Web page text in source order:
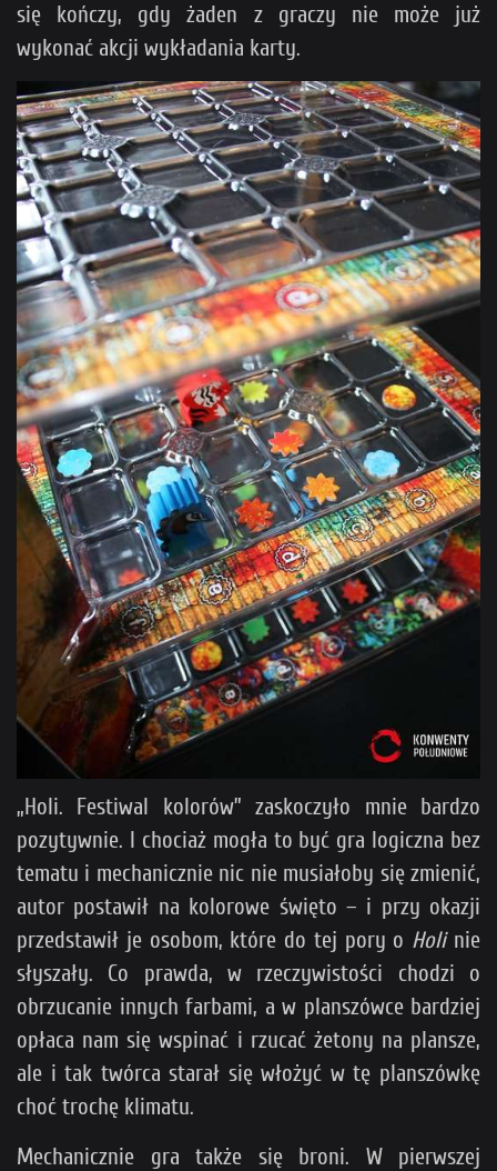
się kończy, gdy żaden z graczy nie może już
wykonać akcji wykładania karty.
„Holi. Festiwal kolorów” zaskoczyło mnie bardzo
pozytywnie. I chociaż mogła to być gra logiczna bez
tematu i mechanicznie nic nie musiałoby się zmienić,
autor postawił na kolorowe święto – i przy okazji
przedstawił je osobom, które do tej pory o Holinie
słyszały. Co prawda, w rzeczywistości chodzi o
obrzucanie innych farbami, a w planszówce bardziej
opłaca nam się wspinać i rzucać żetony na plansze,
ale i tak twórca starał się włożyć w tę planszówkę
choć trochę klimatu.
Mechanicznie gra także się broni. W pierwszej